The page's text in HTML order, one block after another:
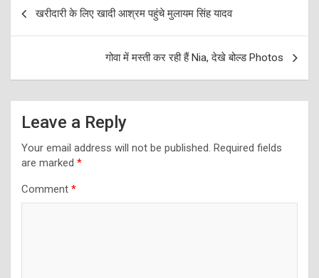
navigation
खरीदारी के लिए खादी आश्रम पहुंचे मुलायम सिंह यादव
गोवा में मस्ती कर रही हैं Nia, देखे बोल्ड Photos
Leave a Reply
Your email address will not be published. Required fields
are marked *
Comment *